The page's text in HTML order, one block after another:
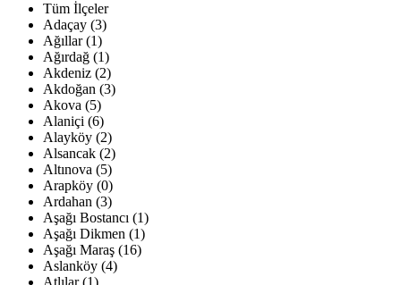
Tüm İlçeler
Adaçay (3)
Ağıllar (1)
Ağırdağ (1)
Akdeniz (2)
Akdoğan (3)
Akova (5)
Alaniçi (6)
Alayköy (2)
Alsancak (2)
Altınova (5)
Arapköy (0)
Ardahan (3)
Aşağı Bostancı (1)
Aşağı Dikmen (1)
Aşağı Maraş (16)
Aslanköy (4)